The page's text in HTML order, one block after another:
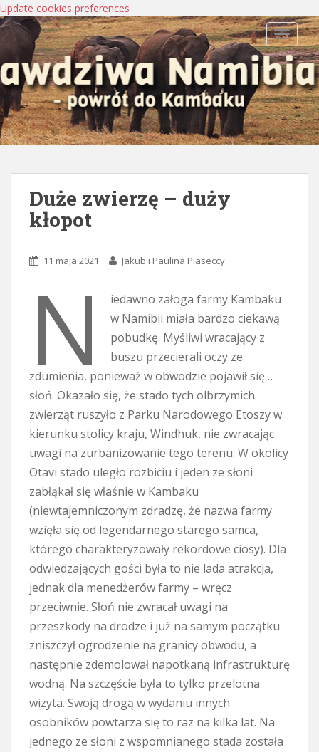
Update cookies preferences
Duże zwierzę – duży
kłopot
11 maja 2021 Jakub i Paulina Piaseccy
N
iedawno załoga farmy Kambaku
w Namibii miała bardzo ciekawą
pobudkę. Myśliwi wracający z
buszu przecierali oczy ze
zdumienia, ponieważ w obwodzie pojawił się…
słoń. Okazało się, że stado tych olbrzymich
zwierząt ruszyło z Parku Narodowego Etoszy w
kierunku stolicy kraju, Windhuk, nie zwracając
uwagi na zurbanizowanie tego terenu. W okolicy
Otavi stado uległo rozbiciu i jeden ze słoni
zabłąkał się właśnie w Kambaku
(niewtajemniczonym zdradzę, że nazwa farmy
wzięła się od legendarnego starego samca,
którego charakteryzowały rekordowe ciosy). Dla
odwiedzających gości była to nie lada atrakcja,
jednak dla menedżerów farmy – wręcz
przeciwnie. Słoń nie zwracał uwagi na
przeszkody na drodze i już na samym początku
zniszczył ogrodzenie na granicy obwodu, a
następnie zdemolował napotkaną infrastrukturę
wodną. Na szczęście była to tylko przelotna
wizyta. Swoją drogą w wydaniu innych
osobników powtarza się to raz na kilka lat. Na
jednego ze słoni z wspomnianego stada została